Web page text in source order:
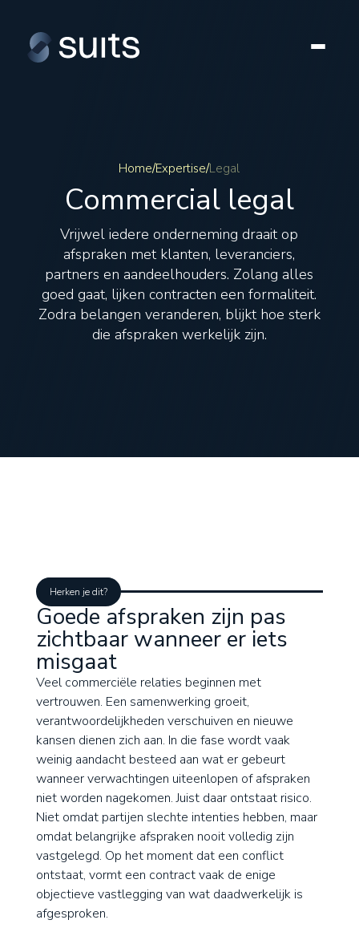
Home/Expertise/Legal
Commercial legal
Vrijwel iedere onderneming draait op
afspraken met klanten, leveranciers,
partners en aandeelhouders. Zolang alles
goed gaat, lijken contracten een formaliteit.
Zodra belangen veranderen, blijkt hoe sterk
die afspraken werkelijk zijn.
Herken je dit?
Goede afspraken zijn pas
zichtbaar wanneer er iets
misgaat
Veel commerciële relaties beginnen met
vertrouwen. Een samenwerking groeit,
verantwoordelijkheden verschuiven en nieuwe
kansen dienen zich aan. In die fase wordt vaak
weinig aandacht besteed aan wat er gebeurt
wanneer verwachtingen uiteenlopen of afspraken
niet worden nagekomen. Juist daar ontstaat risico.
Niet omdat partijen slechte intenties hebben, maar
omdat belangrijke afspraken nooit volledig zijn
vastgelegd. Op het moment dat een conflict
ontstaat, vormt een contract vaak de enige
objectieve vastlegging van wat daadwerkelijk is
afgesproken.